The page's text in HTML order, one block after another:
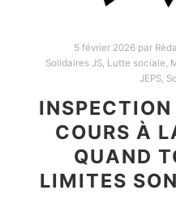
5 février 2026par
Solidaires JS, Lutte sociale,
JEPS,
INSPECTION
COURS À
QUAND
LIMITES